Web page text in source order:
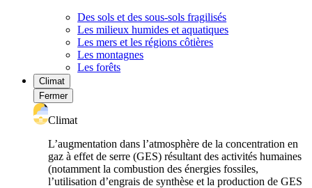
Des sols et des sous-sols fragilisés
Les milieux humides et aquatiques
Les mers et les régions côtières
Les montagnes
Les forêts
Climat
Fermer
Climat
L’augmentation dans l’atmosphère de la concentration en
gaz à effet de serre (GES) résultant des activités humaines
(notamment la combustion des énergies fossiles,
l’utilisation d’engrais de synthèse et la production de GES